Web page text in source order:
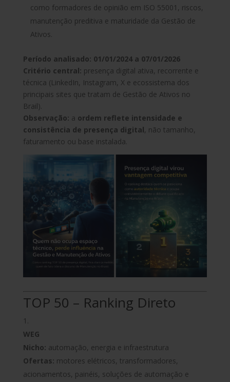
como formadores de opinião em ISO 55001, riscos,
manutenção preditiva e maturidade da Gestão de
Ativos.
Período analisado: 01/01/2024 a 07/01/2026
Critério central: presença digital ativa, recorrente e
técnica (LinkedIn, Instagram, X e ecossistema dos
principais sites que tratam de Gestão de Ativos no
Brail).
Observação: a ordem reflete intensidade e
consistência de presença digital, não tamanho,
faturamento ou base instalada.
TOP 50 – Ranking Direto
WEG
Nicho: automação, energia e infraestrutura
Ofertas: motores elétricos, transformadores,
acionamentos, painéis, soluções de automação e